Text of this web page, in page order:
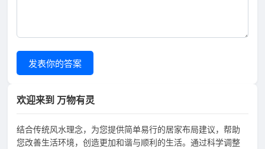
发表你的答案
欢迎来到 万物有灵
结合传统风水理念，为您提供简单易行的居家布局建议，帮助
您改善生活环境，创造更加和谐与顺利的生活。通过科学调整